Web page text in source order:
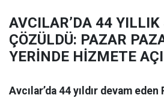
AVCILAR’DA 44 YILLIK
ÇÖZÜLDÜ: PAZAR
YERİNDE HİZMETE
Avcılar’da 44 yıldır devam